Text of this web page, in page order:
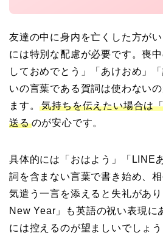
友達の中に身内を亡くした方が
には特別な配慮が必要です。喪
しておめでとう」「あけおめ」
いの言葉である賀詞は使わない
ます。気持ちを伝えたい場合は
送るのが安心です。
具体的には「おはよう」「LINE
詞を含まない言葉で書き始め、
気遣う一言を添えると失礼があ
New Year」も英語の祝い表現に
には控えるのが望ましいでしょう